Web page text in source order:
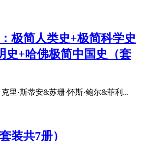
极简人类史+极简科学史
史+哈佛极简中国史（套
里·斯蒂安&苏珊·怀斯·鲍尔&菲利...
装共7册）